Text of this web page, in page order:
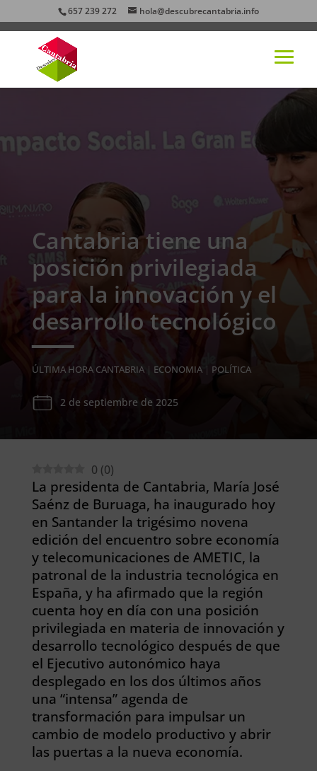
657 239 272 hola@descubrecantabria.info
Cantabria tiene una
posición privilegiada
para la innovación y el
desarrollo tecnológico
ÚLTIMA HORA CANTABRIA| ECONOMIA| POLÍTICA
2 de septiembre de 2025
0 (0)
La presidenta de Cantabria, María José
Saénz de Buruaga, ha inaugurado hoy
en Santander la trigésimo novena
edición del encuentro sobre economía
y telecomunicaciones de AMETIC, la
patronal de la industria tecnológica en
España, y ha afirmado que la región
cuenta hoy en día con una posición
privilegiada en materia de innovación y
desarrollo tecnológico después de que
el Ejecutivo autonómico haya
desplegado en los dos últimos años
una “intensa” agenda de
transformación para impulsar un
cambio de modelo productivo y abrir
las puertas a la nueva economía.